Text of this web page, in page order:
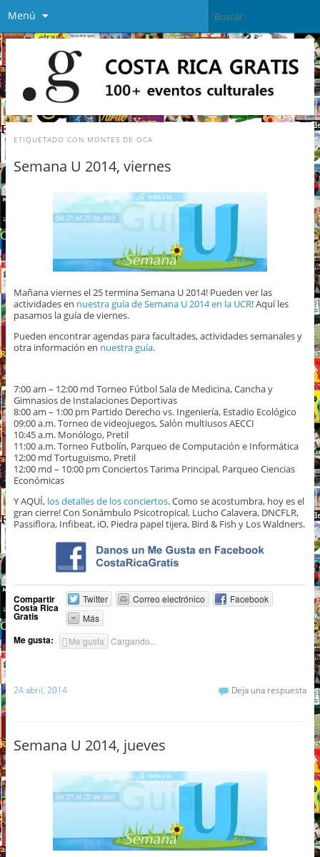
Menú
ETIQUETADO CON MONTES DE OCA
Semana U 2014, viernes
Mañana viernes el 25 termina Semana U 2014! Pueden ver las
actividades en nuestra guía de Semana U 2014 en la UCR! Aquí les
pasamos la guía de viernes.
Pueden encontrar agendas para facultades, actividades semanales y
otra información en nuestra guía.
7:00 am – 12:00 md Torneo Fútbol Sala de Medicina, Cancha y
Gimnasios de Instalaciones Deportivas
8:00 am – 1:00 pm Partido Derecho vs. Ingeniería, Estadio Ecológico
09:00 a.m. Torneo de videojuegos, Salón multiusos AECCI
10:45 a.m. Monólogo, Pretil
11:00 a.m. Torneo Futbolín, Parqueo de Computación e Informática
12:00 md Tortuguismo, Pretil
12:00 md – 10:00 pm Conciertos Tarima Principal, Parqueo Ciencias
Económicas
Y AQUÍ, los detalles de los conciertos. Como se acostumbra, hoy es el
gran cierre! Con Sonámbulo Psicotropical, Lucho Calavera, DNCFLR,
Passiflora, Infibeat, iO, Piedra papel tijera, Bird & Fish y Los Waldners.
Compartir
Costa Rica
Gratis
Twitter Correo electrónico
Facebook
Más
Me gusta: Me gusta Cargando...
24 abril, 2014 Deja una respuesta
Semana U 2014, jueves